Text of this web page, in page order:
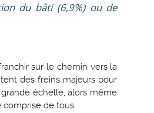
du bâti (6,9%) ou de
sur le chemin vers la
des freins majeurs pour
échelle, alors même
de tous.